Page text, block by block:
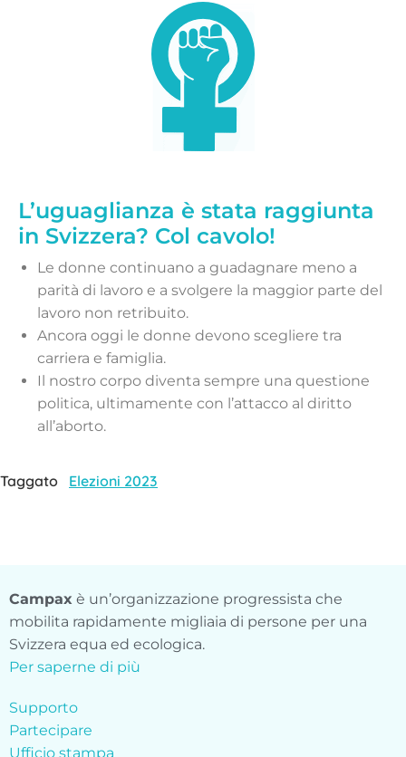
L’uguaglianza è stata raggiunta
in Svizzera? Col cavolo!
Le donne continuano a guadagnare meno a
parità di lavoro e a svolgere la maggior parte del
lavoro non retribuito.
Ancora oggi le donne devono scegliere tra
carriera e famiglia.
Il nostro corpo diventa sempre una questione
politica, ultimamente con l’attacco al diritto
all’aborto.
Taggato Elezioni 2023
Campax è un’organizzazione progressista che
mobilita rapidamente migliaia di persone per una
Svizzera equa ed ecologica.
Per saperne di più
Supporto
Partecipare
Ufficio stampa